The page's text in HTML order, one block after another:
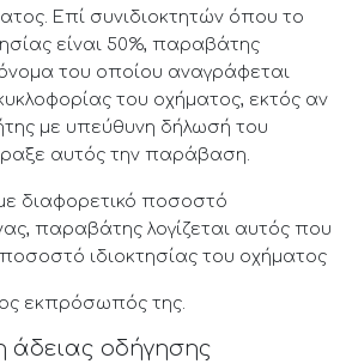
Επί συνιδιοκτητών όπου το
είναι 50%, παραβάτης
όνομα του οποίου αναγράφεται
του οχήματος, εκτός αν
με υπεύθυνη δήλωσή του
αυτός την παράβαση.
διαφορετικό ποσοστό
παραβάτης λογίζεται αυτός που
ιδιοκτησίας του οχήματος
εκπρόσωπός της.
άδειας οδήγησης